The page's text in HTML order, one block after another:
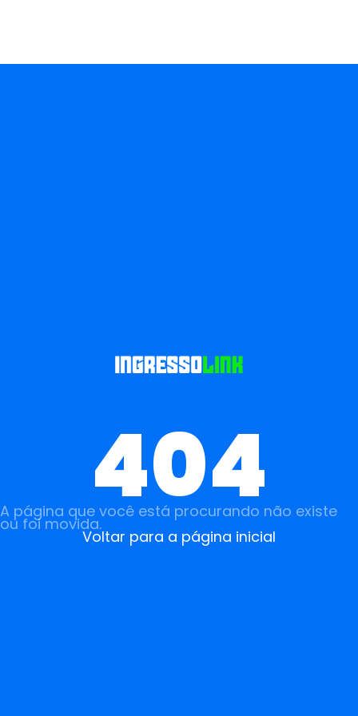
404
A página que você está procurando não existe
ou foi movida.
Voltar para a página inicial